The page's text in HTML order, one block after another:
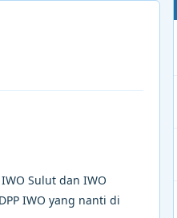
Sulut dan IWO
IWO yang nanti di